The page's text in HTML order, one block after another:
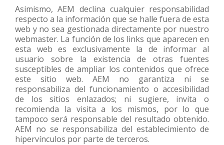
Asimismo, AEM declina cualquier responsabilidad
respecto a la información que se halle fuera de esta
web y no sea gestionada directamente por nuestro
webmaster. La función de los links que aparecen en
esta web es exclusivamente la de informar al
usuario sobre la existencia de otras fuentes
susceptibles de ampliar los contenidos que ofrece
este sitio web. AEM no garantiza ni se
responsabiliza del funcionamiento o accesibilidad
de los sitios enlazados; ni sugiere, invita o
recomienda la visita a los mismos, por lo que
tampoco será responsable del resultado obtenido.
AEM no se responsabiliza del establecimiento de
hipervínculos por parte de terceros.